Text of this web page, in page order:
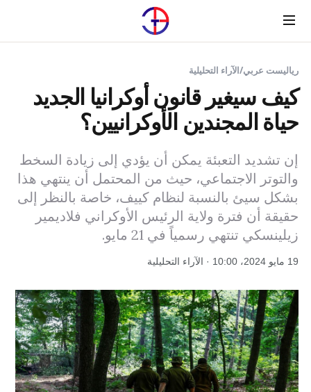
Menu
رياليست عربي/الآراء التحليلية
كيف سيغير قانون أوكرانيا الجديد
حياة المجندين الأوكرانيين؟
إن تشديد التعبئة يمكن أن يؤدي إلى زيادة السخط
والتوتر الاجتماعي، حيث من المحتمل أن ينتهي هذا
بشكل سيئ بالنسبة لنظام كييف، خاصة بالنظر إلى
حقيقة أن فترة ولاية الرئيس الأوكراني فلاديمير
زيلينسكي تنتهي رسمياً في 21 مايو.
19 مايو 2024، 10:00 · الآراء التحليلية